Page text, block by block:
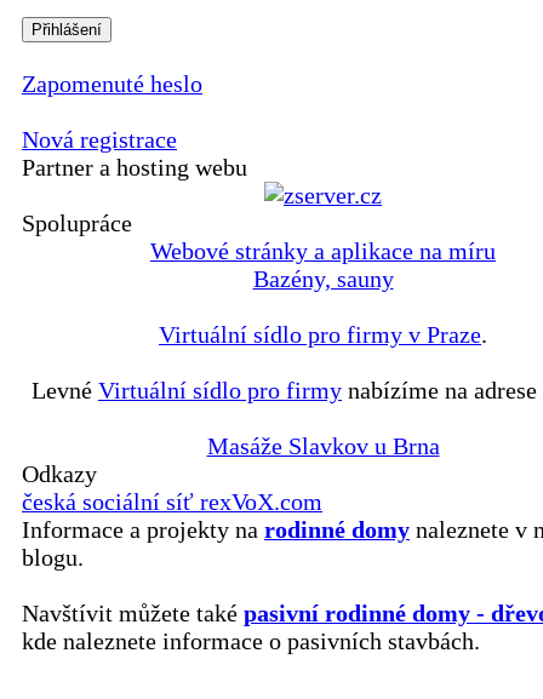
Zapomenuté heslo
Nová registrace
Partner a hosting webu
Spolupráce
Webové stránky a aplikace na míru
Bazény, sauny
Virtuální sídlo pro firmy v Praze.
Levné Virtuální sídlo pro firmy nabízíme na
Masáže Slavkov u Brna
Odkazy
česká sociální síť rexVoX.com
Informace a projekty na rodinné domy naleznete v
blogu.
Navštívit můžete také pasivní rodinné domy -
kde naleznete informace o pasivních stavbách.